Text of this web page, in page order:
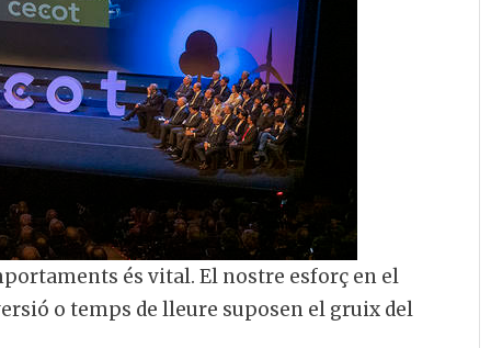
és vital. El nostre esforç en el
o temps de lleure suposen el gruix del